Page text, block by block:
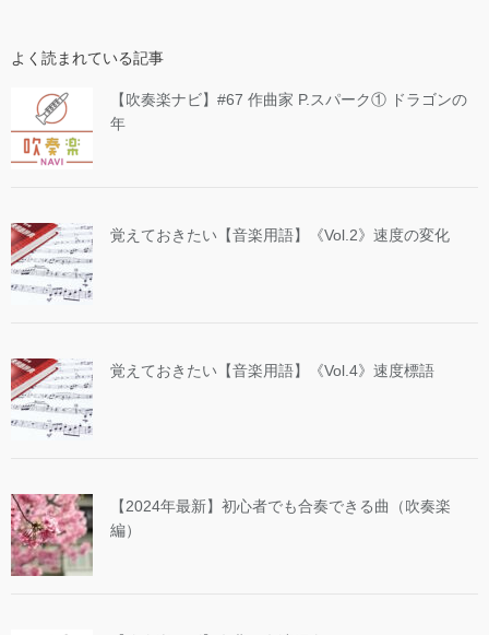
よく読まれている記事
【吹奏楽ナビ】#67 作曲家 P.スパーク① ドラゴンの
年
覚えておきたい【音楽用語】《Vol.2》速度の変化
覚えておきたい【音楽用語】《Vol.4》速度標語
【2024年最新】初心者でも合奏できる曲（吹奏楽
編）